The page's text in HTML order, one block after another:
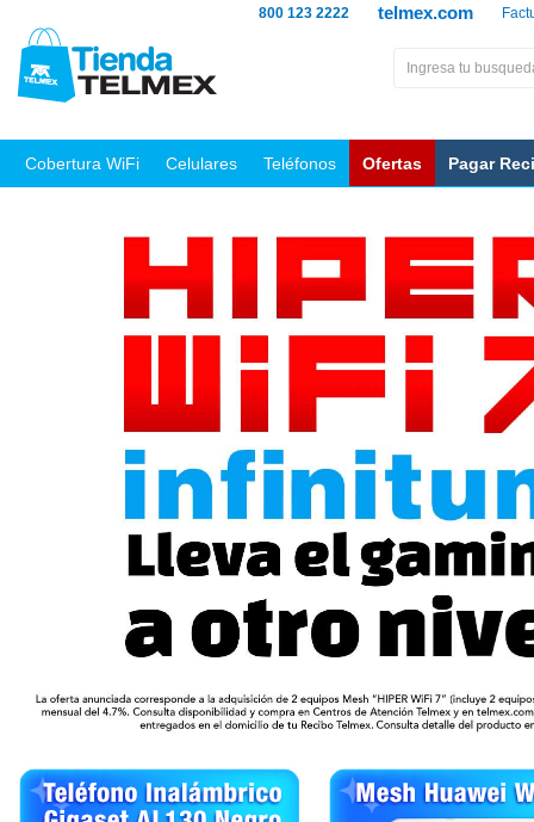
telmex.com
800 123 2222
Cobertura WiFi Celulares Teléfonos Ofertas Pagar